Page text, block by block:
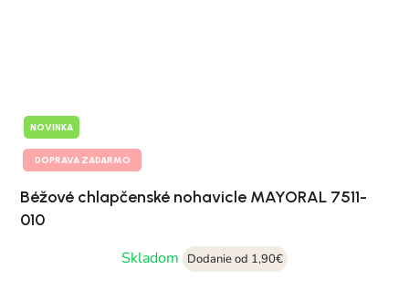
NOVINKA
DOPRAVA ZADARMO
Béžové chlapčenské nohavicle MAYORAL 7511-
010
Skladom
Dodanie od 1,90€